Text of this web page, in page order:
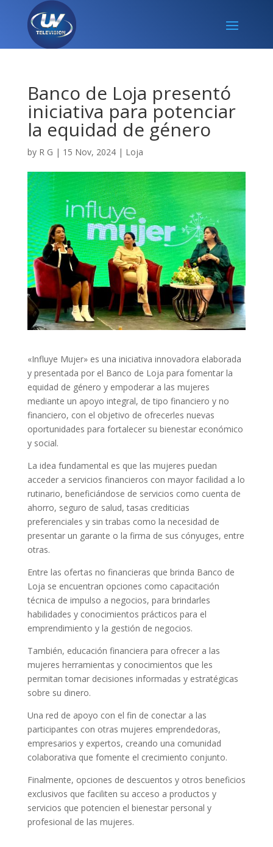
Banco de Loja presentó
iniciativa para potenciar
la equidad de género
by R G | 15 Nov, 2024| Loja
«Influye Mujer» es una iniciativa innovadora elaborada
y presentada por el Banco de Loja para fomentar la
equidad de género y empoderar a las mujeres
mediante un apoyo integral, de tipo financiero y no
financiero, con el objetivo de ofrecerles nuevas
oportunidades para fortalecer su bienestar económico
y social.
La idea fundamental es que las mujeres puedan
acceder a servicios financieros con mayor facilidad a lo
rutinario, beneficiándose de servicios como cuenta de
ahorro, seguro de salud, tasas crediticias
preferenciales y sin trabas como la necesidad de
presentar un garante o la firma de sus cónyuges, entre
otras.
Entre las ofertas no financieras que brinda Banco de
Loja se encuentran opciones como capacitación
técnica de impulso a negocios, para brindarles
habilidades y conocimientos prácticos para el
emprendimiento y la gestión de negocios.
También, educación financiera para ofrecer a las
mujeres herramientas y conocimientos que les
permitan tomar decisiones informadas y estratégicas
sobre su dinero.
Una red de apoyo con el fin de conectar a las
participantes con otras mujeres emprendedoras,
empresarios y expertos, creando una comunidad
colaborativa que fomente el crecimiento conjunto.
Finalmente, opciones de descuentos y otros beneficios
exclusivos que faciliten su acceso a productos y
servicios que potencien el bienestar personal y
profesional de las mujeres.